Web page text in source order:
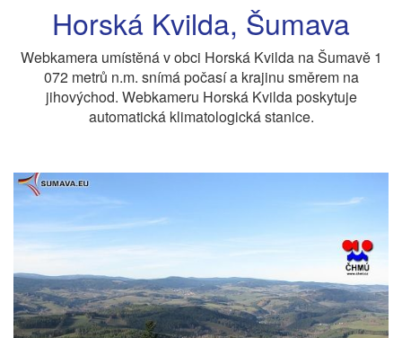
Horská Kvilda, Šumava
Webkamera umístěná v obci Horská Kvilda na Šumavě 1
072 metrů n.m. snímá počasí a krajinu směrem na
jihovýchod. Webkameru Horská Kvilda poskytuje
automatická klimatologická stanice.